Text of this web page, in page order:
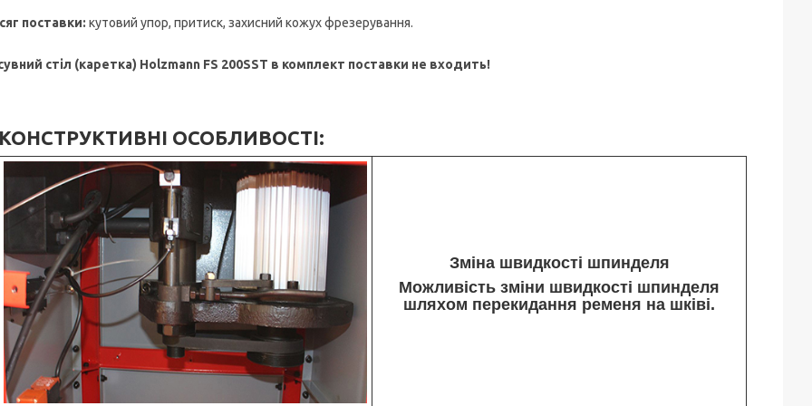
поставки: кутовий упор, притиск, захисний кожух фрезерування.
стіл (каретка) Holzmann FS 200SST в комплект поставки не входить!
КОНСТРУКТИВНІ ОСОБЛИВОСТІ:
Зміна швидкості шпинделя
Можливість зміни швидкості шпинделя
шляхом перекидання ременя на шківі.